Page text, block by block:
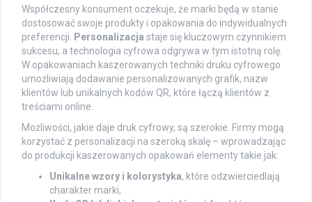
Współczesny konsument oczekuje, że marki będą w stanie
dostosować swoje produkty i opakowania do indywidualnych
preferencji.
Personalizacja staje się kluczowym czynnikiem
sukcesu, a technologia cyfrowa odgrywa w tym istotną rolę.
W opakowaniach kaszerowanych techniki druku cyfrowego
umożliwiają dodawanie personalizowanych grafik, nazw
klientów lub unikalnych kodów QR, które łączą klientów z
treściami online.
Możliwości, jakie daje druk cyfrowy, są szerokie. Firmy mogą
korzystać z personalizacji na szeroką skalę – wprowadzając
do produkcji kaszerowanych opakowań elementy takie jak:
Unikalne wzory i kolorystyka, które odzwierciedlają
charakter marki,